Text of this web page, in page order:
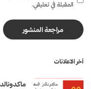
المقبلة في تعليقي.
آخر الاعلانات